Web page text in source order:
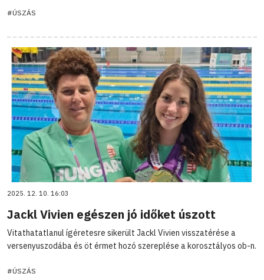
#ÚSZÁS
2025. 12. 10. 16:03
Jackl Vivien egészen jó időket úszott
Vitathatatlanul ígéretesre sikerült Jackl Vivien visszatérése a
versenyuszodába és öt érmet hozó szereplése a korosztályos ob-n.
#ÚSZÁS